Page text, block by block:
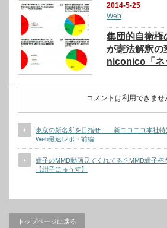
2014-5-25
Web
集団的自衛権
が憲法解釈の
niconico「ネ
コメントは利用できませ
東京の新名所を目指せ！ 新ニコニコ本社特
Web最速レポ・前編
紺子のMMD動画見てくれてる？MMD紺子杯
【紺子にゅうす】
トップページに戻る